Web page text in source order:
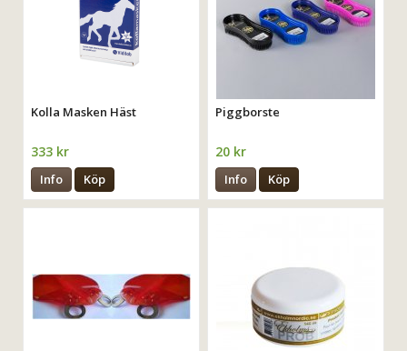
Kolla Masken Häst
333 kr
Info Köp
Piggborste
20 kr
Info Köp